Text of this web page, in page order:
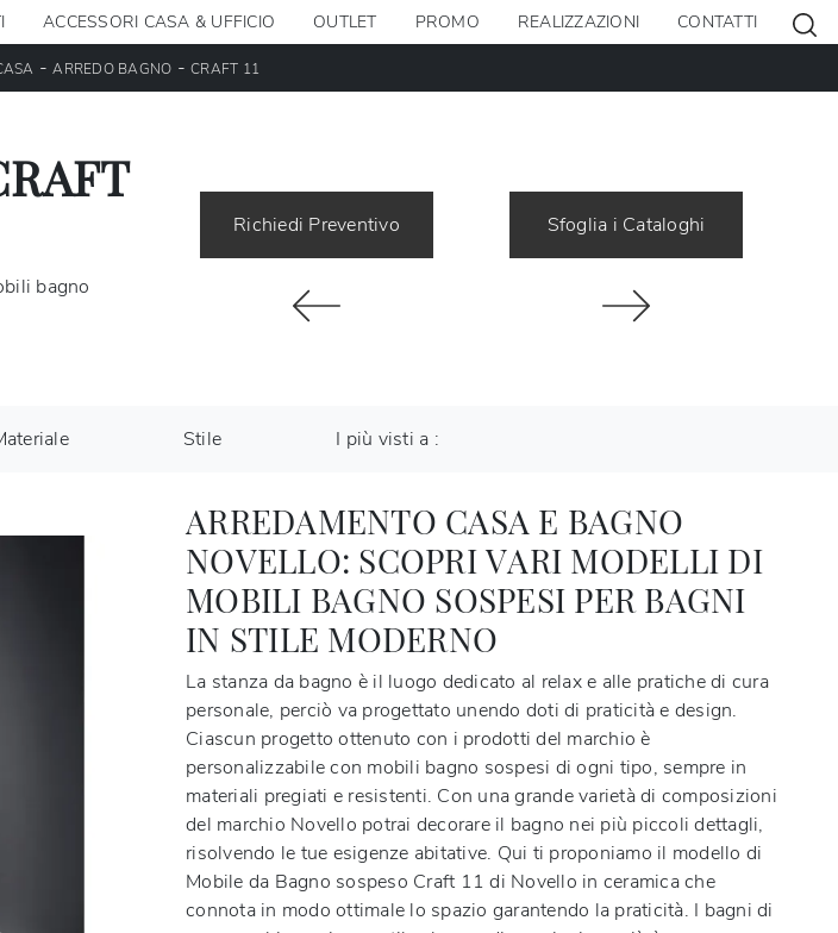
ACCESSORI CASA & UFFICIO OUTLET PROMO REALIZZAZIONI CONTATTI
-ARREDO BAGNO -CRAFT 11
bagno
Richiedi Preventivo Sfoglia i Cataloghi
Stile I più visti a :
ARREDAMENTO CASA E BAGNO
NOVELLO: SCOPRI VARI MODELLI DI
MOBILI BAGNO SOSPESI PER BAGNI
IN STILE MODERNO
La stanza da bagno è il luogo dedicato al relax e alle pratiche di cura
personale, perciò va progettato unendo doti di praticità e design.
Ciascun progetto ottenuto con i prodotti del marchio è
personalizzabile con mobili bagno sospesi di ogni tipo, sempre in
materiali pregiati e resistenti. Con una grande varietà di composizioni
del marchio Novello potrai decorare il bagno nei più piccoli dettagli,
risolvendo le tue esigenze abitative. Qui ti proponiamo il modello di
Mobile da Bagno sospeso Craft 11 di Novello in ceramica che
connota in modo ottimale lo spazio garantendo la praticità. I bagni di